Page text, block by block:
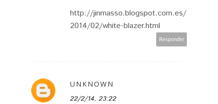
http://jinmasso.blogspot.com.es/
2014/02/white-blazer.html
Responder
UNKNOWN
22/2/14, 23:22